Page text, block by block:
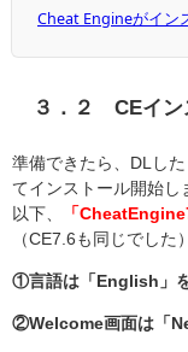
Cheat Engineがイン
３．２ CEイン
準備できたら、DLし
てインストール開始し
以下、
「
（CE7.6も同じでした）
①言語は「English」
②Welcome画面は「